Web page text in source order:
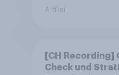
Artikel
[CH Recording]
Check und